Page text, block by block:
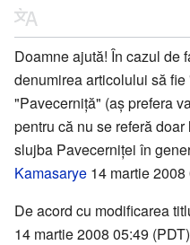
Doamne ajută! În cazul de
denumirea articolului să
"Pavecerniță" (aș prefera
pentru că nu se referă
slujba Pavecerniței în
Kamasarye 14 martie
De acord cu modificarea
14 martie 2008 05:49 (PDT)